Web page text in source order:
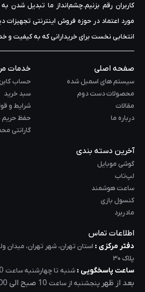
کاربران رقم بزنیم.چشم‌انداز ما تبدیل شدن
مورد اعتماد در حوزه‌ فروش اینترنتی
انتخابی نخست برای خریدارانی که به کیفیت
صفحه اصلی
سیستم های اسمبل شده
محصولات دست دوم
مقالات
درباره ما
خدمات
حساب
سبد خرید
شرایط و
حفظ
گارانتی
آخرین دسته بندی
گوشی موبایل
لپ‌تاب
ساعت هوشمند
کنسول بازی
مادربرد
اطلاعات تماس
دفتر مرکزی : استان تهران، شهر تهران، میدان
پلاک 30
ساعت پاسخگویی : شنبه تا چهارشنبه ساعت 10
بعد از ظهر پنجشنبه از ساعت 10 صبح الی